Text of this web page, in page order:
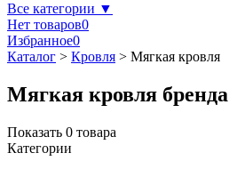
Все категории ▼
Нет товаров0
Избранное0
Каталог > Кровля > Мягкая кровля
Мягкая кровля
Показать 0 товара
Категории